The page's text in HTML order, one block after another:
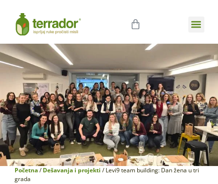
Početna/Dešavanja i projekti / Levi9 team building: Dan žena u tri
grada